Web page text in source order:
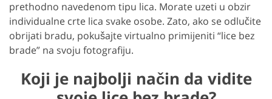
prethodno navedenom tipu lica. Morate uzeti u obzir
individualne crte lica svake osobe. Zato, ako se odlučite
obrijati bradu, pokušajte virtualno primijeniti “lice bez
brade” na svoju fotografiju.
Koji je najbolji način da vidite